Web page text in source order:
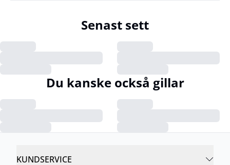
Senast sett
Du kanske också gillar
KUNDSERVICE